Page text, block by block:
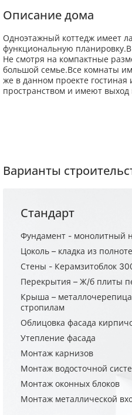
Описание дома
Одноэтажный коттедж имеет
функциональную
Не смотря на компактные
большой семье.Все комнаты
же в данном проекте
пространством и имеют выход
Варианты
Стандарт
Фундамент - монолитный
Цоколь – кладка из
Стены - Керамзитоблок
Перекрытия – Ж/б плиты
Крыша –
стропилам
Облицовка фасада
Утепление фасада
Монтаж карнизов
Монтаж водосточной
Монтаж оконных блоков
Монтаж металлической